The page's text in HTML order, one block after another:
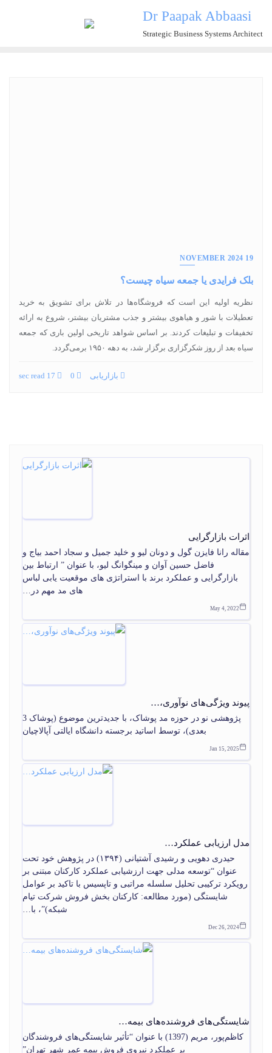
content
Dr Paapak Abbaasi
Strategic Business Systems Architect
19 NOVEMBER 2024
بلک فرایدی یا جمعه سیاه چیست؟
نظریه اولیه این است که فروشگاه‌ها در تلاش برای تشویق به خرید
تعطیلات با شور و هیاهوی بیشتر و جذب مشتریان بیشتر، شروع به ارائه
تخفیفات و تبلیغات کردند. بر اساس شواهد تاریخی اولین باری که جمعه
سیاه بعد از روز شکرگزاری برگزار شد، به دهه ۱۹۵۰ برمی‌گردد.
بازاریابی
اثرات بازارگرایی
مقاله رانا فایزن گول و دونان لیو و خلید جمیل و سجاد احمد بیاج و
فاضل حسین آوان و مینگوانگ لیو، با عنوان ” ارتباط بین
بازارگرایی و عملکرد برند با استراتژی های موقعیت یابی لباس
های مد مهم در…
May 4, 2022
پیوند ویژگی‌های نوآوری،…
پژوهشی نو در حوزه مد پوشاک، با جدیدترین موضوع (پوشاک 3
بعدی)، توسط اساتید برجسته دانشگاه ایالتی آپالاچیان
Jan 15, 2025
مدل ارزیابی عملکرد…
حیدری دهویی و رشیدی آشتیانی (۱۳۹۴) در پژوهش خود تحت
عنوان “توسعه مدلی جهت ارزشیابی عملکرد کارکنان مبتنی بر
رویکرد ترکیبی تحلیل سلسله مراتبی و تاپسیس با تاکید بر عوامل
شایستگی (مورد مطالعه: کارکنان بخش فروش شرکت تیام
شبکه)”، با…
Dec 26, 2024
شایستگی‌های فروشنده‌های بیمه…
کاظم‌پور، مریم (1397) با عنوان “تأثیر شایستگی‌های فروشندگان
بر عملکرد نیروی فروش بیمه عمر شهر تهران”